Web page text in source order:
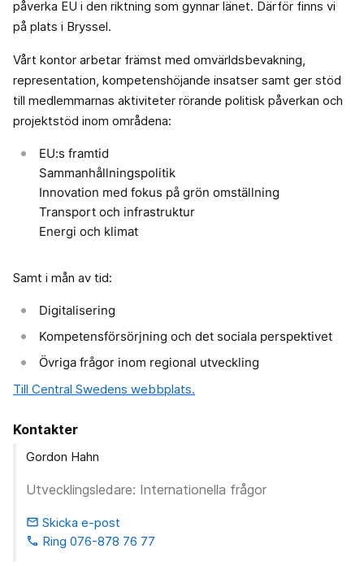
påverka EU i den riktning som gynnar länet. Därför finns vi
på plats i Bryssel.
Vårt kontor arbetar främst med omvärldsbevakning,
representation, kompetenshöjande insatser samt ger stöd
till medlemmarnas aktiviteter rörande politisk påverkan och
projektstöd inom områdena:
EU:s framtid
Sammanhållningspolitik
Innovation med fokus på grön omställning
Transport och infrastruktur
Energi och klimat
Samt i mån av tid:
Digitalisering
Kompetensförsörjning och det sociala perspektivet
Övriga frågor inom regional utveckling
Till Central Swedens webbplats.
Kontakter
Gordon Hahn
Utvecklingsledare: Internationella frågor
email Skicka e-post
phone Ring 076-878 76 77